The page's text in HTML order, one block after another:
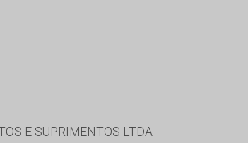
E SUPRIMENTOS LTDA -